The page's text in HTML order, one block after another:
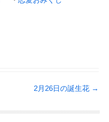
2月26日の誕生花 →